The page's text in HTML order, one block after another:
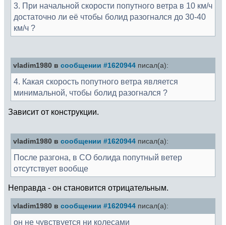
3. При начальной скорости попутного ветра в 10 км/ч
достаточно ли её чтобы болид разогнался до 30-40
км/ч ?
vladim1980 в сообщении #1620944 писал(а):
4. Какая скорость попутного ветра является
минимальной, чтобы болид разогнался ?
Зависит от конструкции.
vladim1980 в сообщении #1620944 писал(а):
После разгона, в СО болида попутный ветер
отсутствует вообще
Неправда - он становится отрицательным.
vladim1980 в сообщении #1620944 писал(а):
он не чувствуется ни колесами